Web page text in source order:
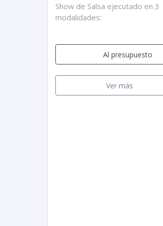
Show de Salsa ejecutado en 3
modalidades:
Al presupuesto
Ver más